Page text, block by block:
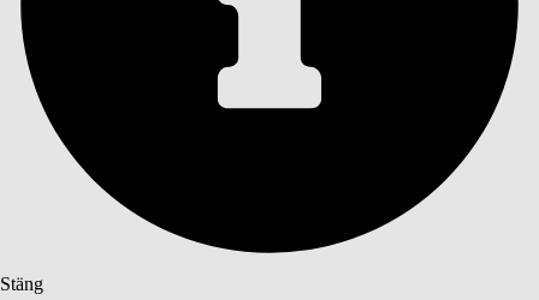
Stäng
Innehållsförteckningar